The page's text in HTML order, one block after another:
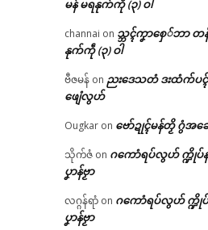
မန် မရနုက်ကဵု (၃) ဝါ
channai on သ္ဘၚ်ကၞာစှေ်ဘာ
နုက်ကဵု (၃) ဝါ
ဗီဇမန် on ညးဒေသတံ ဒးထံက်ပ
ဖျေံလွဟ်
Ougkar on ဗော်ဍုၚ်မန်တၟိ ဂွံအခေ
သိုက်ဇံ on ဂကောံရပ်လွဟ် က္ဍိုပ်
ပၞာန်ဗၟာ
လဂ္ဂန်ရာံ on ဂကောံရပ်လွဟ် က္ဍို
ပၞာန်ဗၟာ